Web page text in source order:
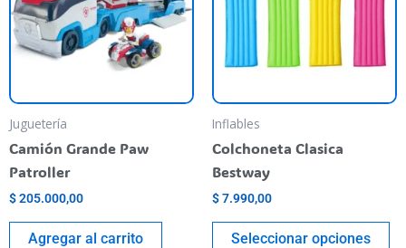
Juguetería
Camión Grande Paw
Patroller
$205.000,00
Agregar al carrito
Inflables
Colchoneta Clasica
Bestway
$7.990,00
Seleccionar opciones
se